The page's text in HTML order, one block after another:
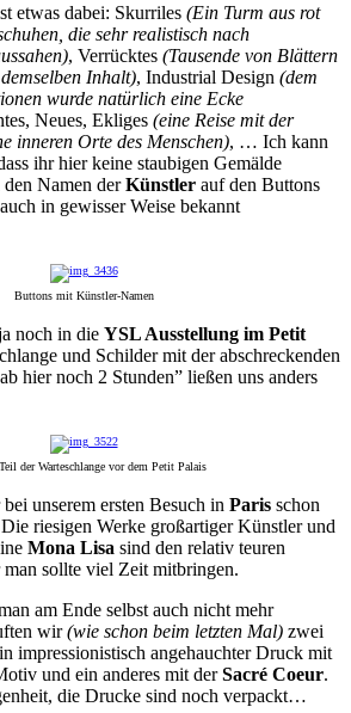
etwas dabei: Skurriles (Ein Turm aus rot
die sehr realistisch nach
, Verrücktes (Tausende von Blättern
Inhalt), Industrial Design (dem
wurde natürlich eine Ecke
Neues, Ekliges (eine Reise mit der
inneren Orte des Menschen), … Ich kann
ihr hier keine staubigen Gemälde
Namen derKünstler auf den Buttons
in gewisser Weise bekannt
Buttons mit Künstler-Namen
noch in die YSL Ausstellung im Petit
und Schilder mit der abschreckenden
hier noch 2 Stunden” ließen uns anders
der Warteschlange vor dem Petit Palais
unserem ersten Besuch in Paris schon
riesigen Werke großartiger Künstler und
Mona Lisa sind den relativ teuren
sollte viel Zeit mitbringen.
am Ende selbst auch nicht mehr
wir(wie schon beim letzten Mal) zwei
impressionistisch angehauchter Druck mit
und ein anderes mit derSacré Coeur.
die Drucke sind noch verpackt…